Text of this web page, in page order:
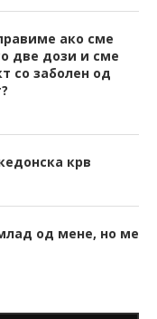
ако сме
две дози и сме
со заболен од
крв
од мене, но ме